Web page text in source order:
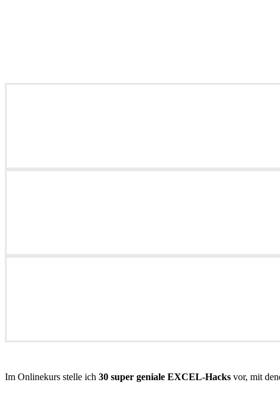
Im Onlinekurs stelle ich 30 super geniale EXCEL-Hacks vor, mit